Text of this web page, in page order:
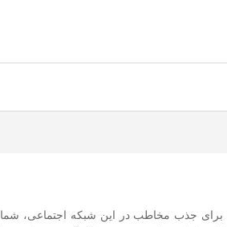
برای جذب مخاطب در این شبکه اجتماعی، شما